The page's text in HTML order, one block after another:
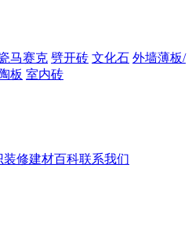
马赛克 劈开砖 文化石 外墙薄板/
陶板 室内砖
装修建材百科联系我们